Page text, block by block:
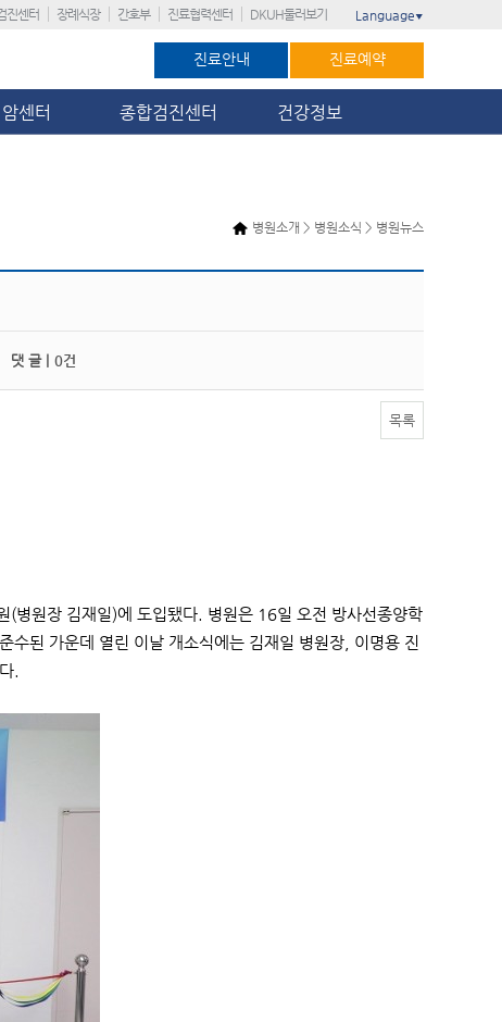
진센터 장례식장 간호부 진료협력센터 DKUH둘러보기 Language ▼
진료안내 진료예약
암센터 종합검진센터 건강정보
병원소개 > 병원소식 > 병원뉴스
댓 글 | 0건
목록
병원장 김재일)에 도입됐다. 병원은 16일 오전 방사선종양학
된 가운데 열린 이날 개소식에는 김재일 병원장, 이명용 진
.